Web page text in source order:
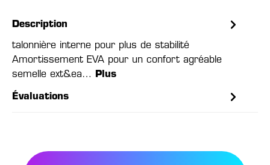
Description
talonnière interne pour plus de stabilité
Amortissement EVA pour un confort agréable
semelle ext&ea… Plus
Évaluations